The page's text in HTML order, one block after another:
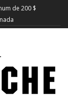
de 200 $